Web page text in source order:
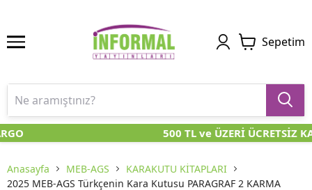
Sepetim
500 TL ve ÜZERİ ÜCRETSİZ
Anasayfa MEB-AGS
KARAKUTU KİTAPLARI
2025 MEB-AGS Türkçenin Kara Kutusu PARAGRAF 2 KARMA